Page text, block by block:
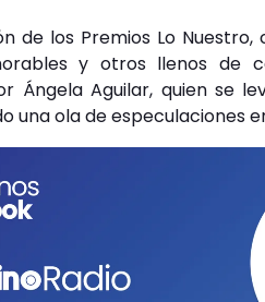
de los Premios Lo
y otros llenos de
Ángela Aguilar, quien se
una ola de especulaciones